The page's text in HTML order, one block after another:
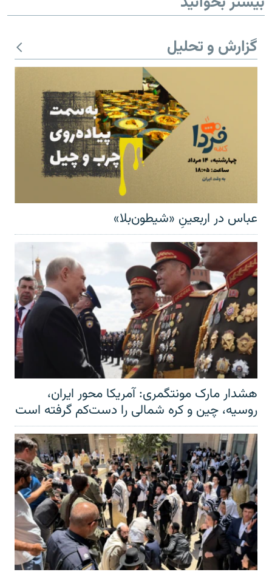
گزارش و تحلیل
عباس در اربعینِ «شیطون‌بلا»
هشدار مارک مونتگمری: آمریکا محور ایران،
روسیه، چین و کره شمالی را دست‌کم گرفته است